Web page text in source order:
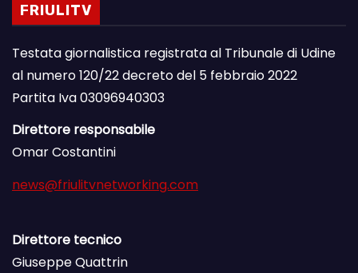
FRIULITV
Testata giornalistica registrata al Tribunale di Udine
al numero 120/22 decreto del 5 febbraio 2022
Partita Iva 03096940303
Direttore responsabile
Omar Costantini
news@friulitvnetworking.com
Direttore tecnico
Giuseppe Quattrin